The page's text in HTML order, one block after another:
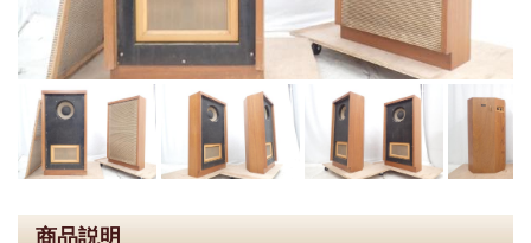
商品説明